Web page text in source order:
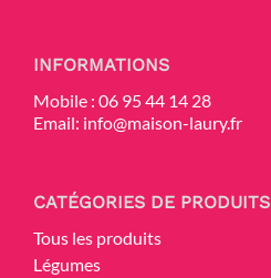
INFORMATIONS
Mobile : 06 95 44 14 28
Email: info@maison-laury.fr
CATÉGORIES DE PRODUITS
Tous les produits
Légumes